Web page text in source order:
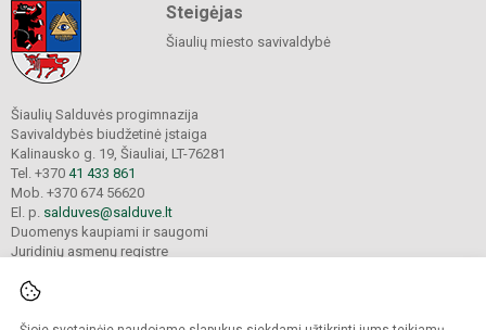
Steigėjas
Šiaulių miesto savivaldybė
Šiaulių Salduvės progimnazija
Savivaldybės biudžetinė įstaiga
Kalinausko g. 19, Šiauliai, LT-76281
Tel. +370 41 433 861
Mob. +370 674 56620
El. p. salduves@salduve.lt
Duomenys kaupiami ir saugomi
Juridinių asmenų registre